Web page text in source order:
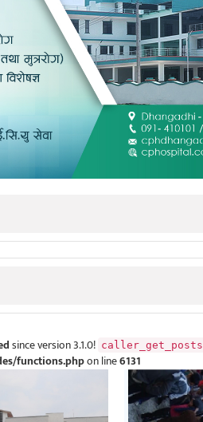
since version 3.1.0! caller_get_posts
functions.phpon line6131